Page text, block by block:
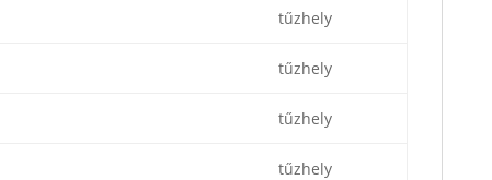
tűzhely
tűzhely
tűzhely
tűzhely